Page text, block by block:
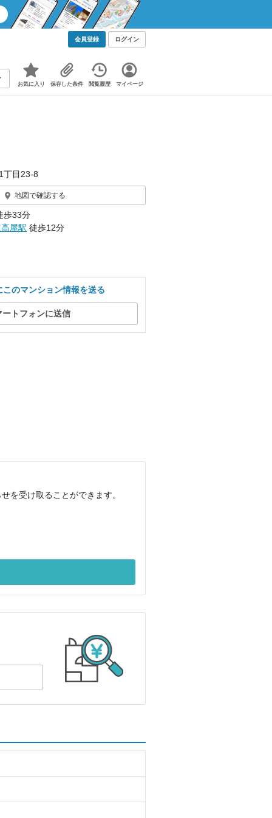
会員登録 ログイン
お気に入り 保存した条件 閲覧履歴 マイページ
丁目23-8
地図で確認する
歩33分
屋駅 徒歩12分
のマンション情報を送る
トフォンに送信
を受け取ることができます。